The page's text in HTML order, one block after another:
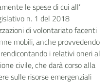
le spese di cui all’
n. 1 del 2018
di volontariato facenti
mobili, anche provvedendo
i relativi oneri al
civile, che darà corso alla
sulle risorse emergenziali